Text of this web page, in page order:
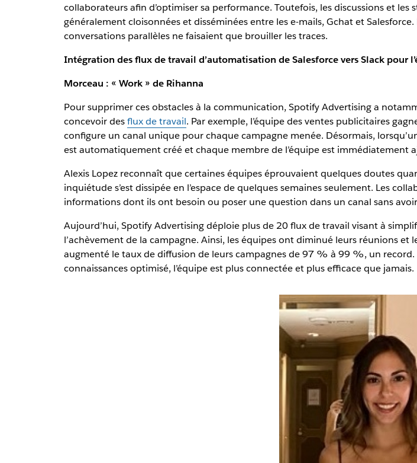
collaborateurs afin d’optimiser sa performance. Toutefois, les discussions et
généralement cloisonnées et disséminées entre les e-mails, Gchat et
conversations parallèles ne faisaient que brouiller les traces.
Intégration des flux de travail d’automatisation de Salesforce vers Slack pour
Morceau : « Work » de Rihanna
Pour supprimer ces obstacles à la communication, Spotify Advertising a
concevoir desflux de travail. Par exemple, l’équipe des ventes publicitaires
configure un canal unique pour chaque campagne menée. Désormais,
est automatiquement créé et chaque membre de l’équipe est immédiatement
Alexis Lopez reconnaît que certaines équipes éprouvaient quelques doutes
inquiétude s’est dissipée en l’espace de quelques semaines seulement. Les
informations dont ils ont besoin ou poser une question dans un canal sans
Aujourd’hui, Spotify Advertising déploie plus de 20 flux de travail visant à
l’achèvement de la campagne. Ainsi, les équipes ont diminué leurs réunions et
augmenté le taux de diffusion de leurs campagnes de 97 % à 99 %, un
connaissances optimisé, l’équipe est plus connectée et plus efficace que jamais.